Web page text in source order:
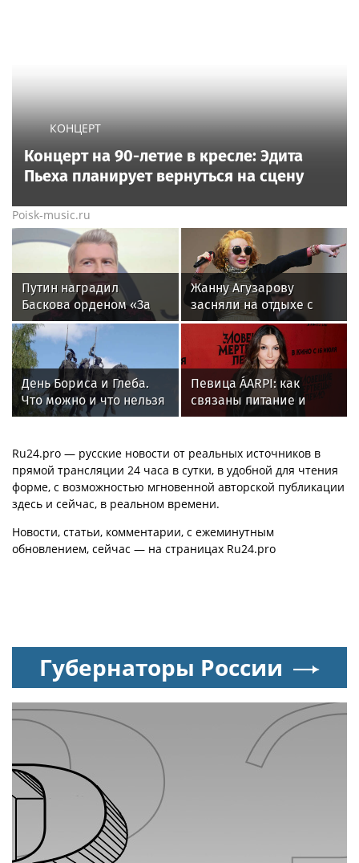
КОНЦЕРТ
Концерт на 90-летие в кресле: Эдита
Пьеха планирует вернуться на сцену
Poisk-music.ru
Путин наградил
Баскова орденом «За
заслуги перед
Отечеством» IV степени
Жанну Агузарову
засняли на отдыхе с
22‑летним другом
День Бориса и Глеба.
Что можно и что нельзя
делать 6 августа 2026
Певица ÁARPI: как
связаны питание и
голос
Ru24.pro — русские новости от реальных источников в
прямой трансляции 24 часа в сутки, в удобной для чтения
форме, с возможностью мгновенной авторской публикации
здесь и сейчас, в реальном времени.
Новости, статьи, комментарии, с ежеминутным
обновлением, сейчас — на страницах Ru24.pro
Губернаторы России